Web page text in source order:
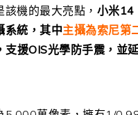
該機的最大亮點， 小米14
系統，其中主攝為索尼第
支援OIS光學防手震，並